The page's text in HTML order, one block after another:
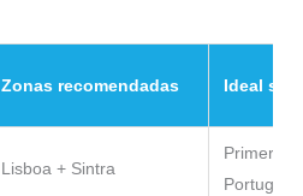
Zonas recomendadas Ideal si
Lisboa + Sintra
Primera
Portugal